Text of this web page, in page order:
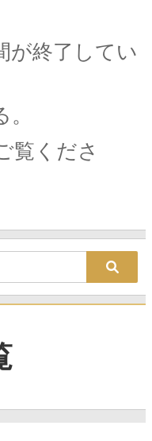
が終了してい
覧くださ